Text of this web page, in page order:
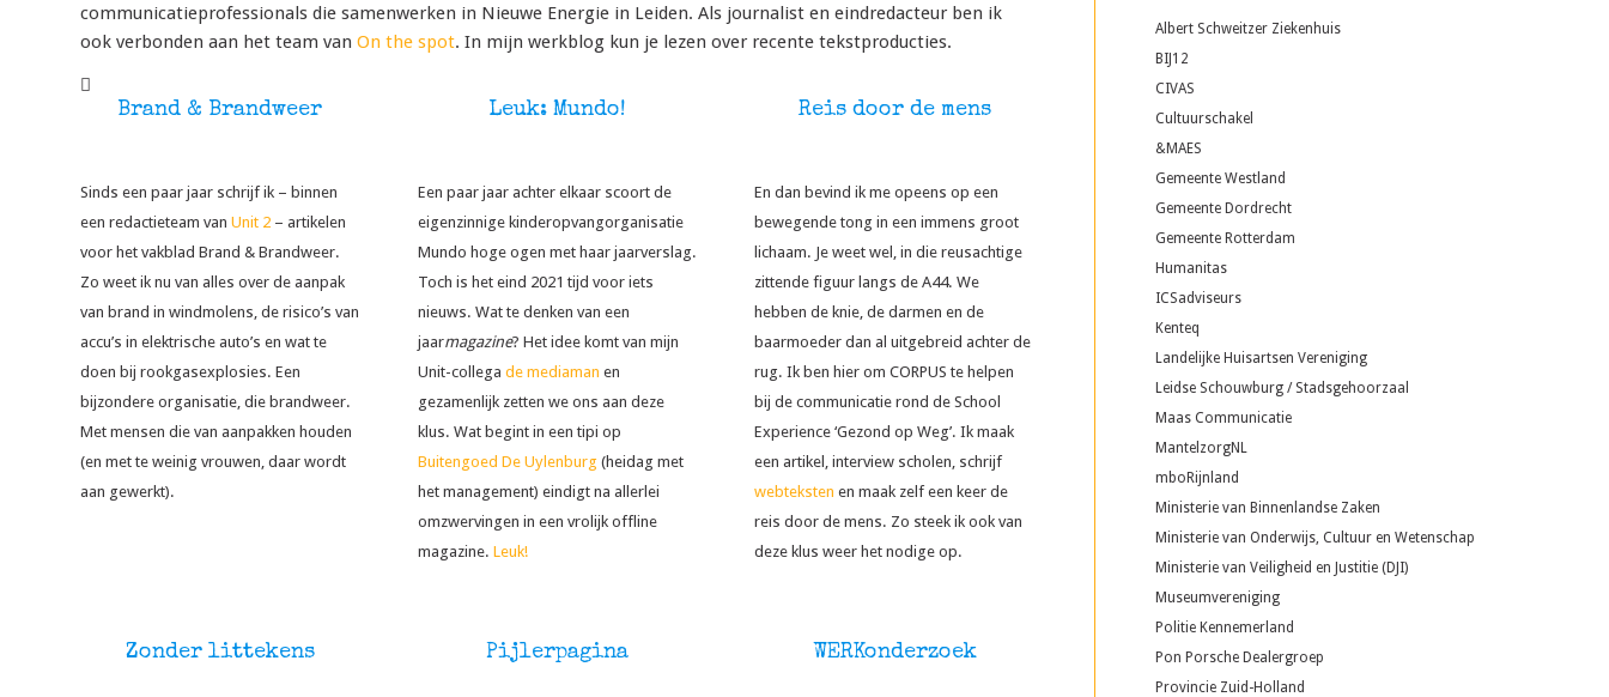
communicatieprofessionals die samenwerken in Nieuwe Energie in Leiden. Als journalist en eindredacteur ben ik
ook verbonden aan het team van On the spot. In mijn werkblog kun je lezen over recente tekstproducties.
Brand & Brandweer
Sinds een paar jaar schrijf ik – binnen
een redactieteam van Unit 2 – artikelen
voor het vakblad Brand & Brandweer.
Zo weet ik nu van alles over de aanpak
van brand in windmolens, de risico’s van
accu’s in elektrische auto’s en wat te
doen bij rookgasexplosies. Een
bijzondere organisatie, die brandweer.
Met mensen die van aanpakken houden
(en met te weinig vrouwen, daar wordt
aan gewerkt).
Leuk: Mundo!
Een paar jaar achter elkaar scoort de
eigenzinnige kinderopvangorganisatie
Mundo hoge ogen met haar jaarverslag.
Toch is het eind 2021 tijd voor iets
nieuws. Wat te denken van een
jaarmagazine? Het idee komt van mijn
Unit-collega de mediaman en
gezamenlijk zetten we ons aan deze
klus. Wat begint in een tipi op
Buitengoed De Uylenburg(heidag met
het management) eindigt na allerlei
omzwervingen in een vrolijk offline
magazine. Leuk!
Reis door de mens
En dan bevind ik me opeens op een
bewegende tong in een immens groot
lichaam. Je weet wel, in die reusachtige
zittende figuur langs de A44. We
hebben de knie, de darmen en de
baarmoeder dan al uitgebreid achter de
rug. Ik ben hier om CORPUS te helpen
bij de communicatie rond de School
Experience ‘Gezond op Weg’. Ik maak
een artikel, interview scholen, schrijf
webteksten en maak zelf een keer de
reis door de mens. Zo steek ik ook van
deze klus weer het nodige op.
Zonder littekens Pijlerpagina WERKonderzoek
Albert Schweitzer Ziekenhuis
BIJ12
CIVAS
Cultuurschakel
&MAES
Gemeente Westland
Gemeente Dordrecht
Gemeente Rotterdam
Humanitas
ICSadviseurs
Kenteq
Landelijke Huisartsen Vereniging
Leidse Schouwburg / Stadsgehoorzaal
Maas Communicatie
MantelzorgNL
mboRijnland
Ministerie van Binnenlandse Zaken
Ministerie van Onderwijs, Cultuur en Wetenschap
Ministerie van Veiligheid en Justitie (DJI)
Museumvereniging
Politie Kennemerland
Pon Porsche Dealergroep
Provincie Zuid-Holland